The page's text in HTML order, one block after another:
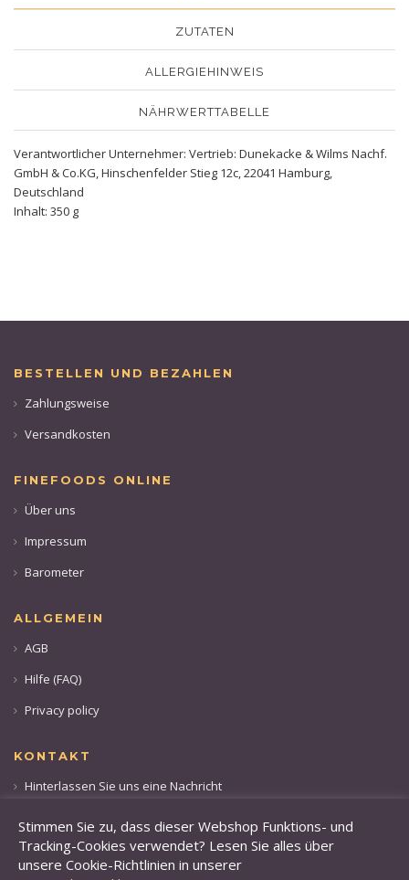
ZUTATEN
ALLERGIEHINWEIS
NÄHRWERTTABELLE
Verantwortlicher Unternehmer: Vertrieb: Dunekacke & Wilms Nachf.
GmbH & Co.KG, Hinschenfelder Stieg 12c, 22041 Hamburg,
Deutschland
Inhalt: 350 g
BESTELLEN UND BEZAHLEN
Zahlungsweise
Versandkosten
FINEFOODS ONLINE
Über uns
Impressum
Barometer
ALLGEMEIN
AGB
Hilfe (FAQ)
Privacy policy
KONTAKT
Hinterlassen Sie uns eine Nachricht
Stimmen Sie zu, dass dieser Webshop Funktions- und
Tracking-Cookies verwendet? Lesen Sie alles über
unsere Cookie-Richtlinien in unserer